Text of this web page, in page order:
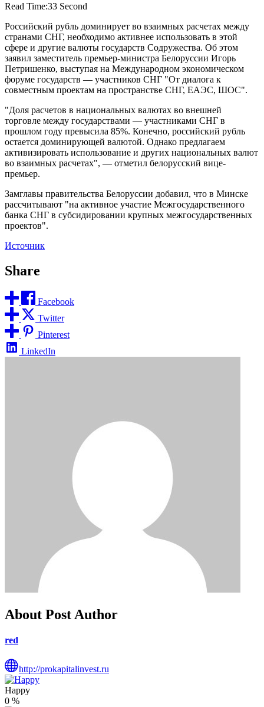
Read Time:33 Second
Российский рубль доминирует во взаимных расчетах между
странами СНГ, необходимо активнее использовать в этой
сфере и другие валюты государств Содружества. Об этом
заявил заместитель премьер-министра Белоруссии Игорь
Петришенко, выступая на Международном экономическом
форуме государств — участников СНГ "От диалога к
совместным проектам на пространстве СНГ, ЕАЭС, ШОС".
"Доля расчетов в национальных валютах во внешней
торговле между государствами — участниками СНГ в
прошлом году превысила 85%. Конечно, российский рубль
остается доминирующей валютой. Однако предлагаем
активизировать использование и других национальных валют
во взаимных расчетах", — отметил белорусский вице-
премьер.
Замглавы правительства Белоруссии добавил, что в Минске
рассчитывают "на активное участие Межгосударственного
банка СНГ в субсидировании крупных межгосударственных
проектов".
Источник
Share
Facebook
Twitter
Pinterest
LinkedIn
About Post Author
red
http://prokapitalinvest.ru
Happy
0 %